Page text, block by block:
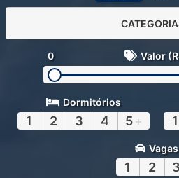
0 Valor
Dormitórios
1 2 3 4 5+ 1
Vagas
1 2 3